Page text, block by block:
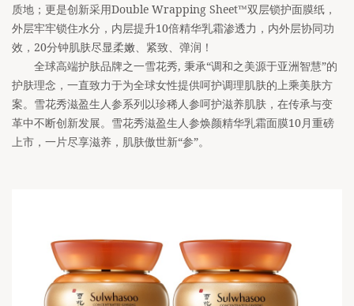
质地；更是创新采用Double Wrapping Sheet™双层锁护面膜纸，
外层牢牢锁住水分，内层提升10倍精华乳霜渗透力，内外层协同功
效，20分钟肌肤尽显柔嫩、紧致、弹润！
全球高端护肤品牌之一雪花秀, 秉承“调和之美源于亚洲智慧”的
护肤理念，一直致力于为全球女性提供呵护调理肌肤的上乘美肤方
案。雪花秀滋盈生人参系列以珍稀人参呵护滋养肌肤，在传承与变
革中不断创新发展。雪花秀滋盈生人参焕颜精华乳霜面膜10月重磅
上市，一片尽享滋养，肌肤傲世新“参”。